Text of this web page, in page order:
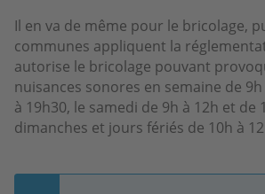
Il en va de même pour le bricolage,
communes appliquent la
autorise le bricolage pouvant
nuisances sonores en semaine de
à 19h30, le samedi de 9h à 12h et de
dimanches et jours fériés de 10h à